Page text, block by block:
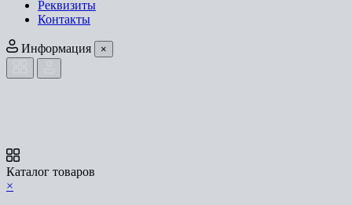
Реквизиты
Контакты
Информация ×
Каталог товаров
×